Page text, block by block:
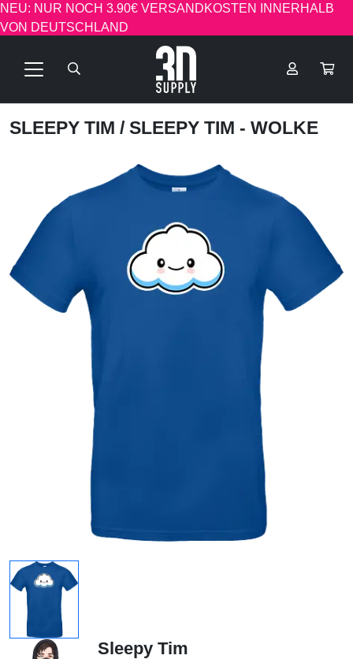
NEU: NUR NOCH 3.90€ VERSANDKOSTEN INNERHALB
VON DEUTSCHLAND
SLEEPY TIM / SLEEPY TIM - WOLKE
Sleepy Tim